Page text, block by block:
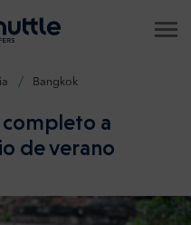
Bangkok
a
de verano